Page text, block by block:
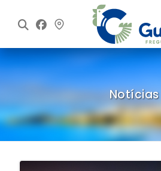
Início
Freguesia
Executivo
Assembleia
Informações
Notícias